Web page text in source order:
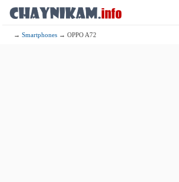
→Smartphones → OPPO A72